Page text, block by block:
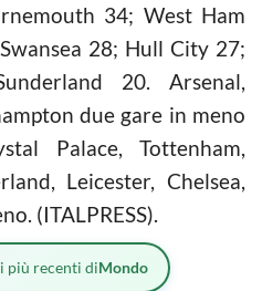
34; West Ham
28; Hull City 27;
20. Arsenal,
due gare in meno
Palace, Tottenham,
Leicester, Chelsea,
(ITALPRESS).
più recenti diMondo